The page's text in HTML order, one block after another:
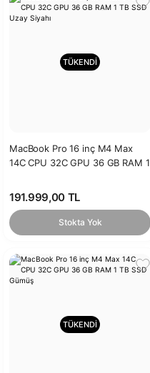
TÜKENDİ
MacBook Pro 16 inç M4 Max
14C CPU 32C GPU 36 GB RAM 1
191.999,00 TL
Stokta Yok
TÜKENDİ